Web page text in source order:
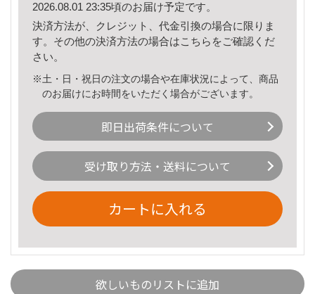
2026.08.01 23:35頃のお届け予定です。
決済方法が、クレジット、代金引換の場合に限りま
す。その他の決済方法の場合はこちら をご確認くだ
さい。
※土・日・祝日の注文の場合や在庫状況によって、商品
のお届けにお時間をいただく場合がございます。
即日出荷条件について
受け取り方法・送料について
カートに入れる
欲しいものリストに追加